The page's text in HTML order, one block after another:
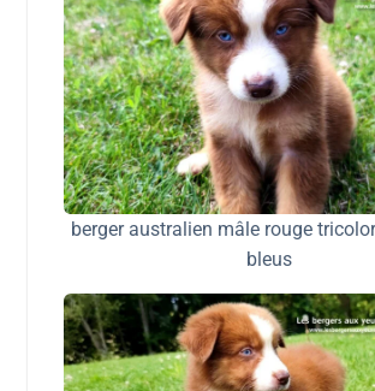
berger australien mâle rouge
bleus